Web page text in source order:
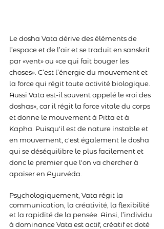
Le dosha Vata dérive des éléments de
l’espace et de l’air et se traduit en sanskrit
par «vent» ou «ce qui fait bouger les
choses». C’est l’énergie du mouvement et
la force qui régit toute activité biologique.
Aussi Vata est-il souvent appelé le «roi des
doshas», car il régit la force vitale du corps
et donne le mouvement à Pitta et à
Kapha. Puisqu'il est de nature instable et
en mouvement, c'est également le dosha
qui se déséquilibre le plus facilement et
donc le premier que l'on va chercher à
apaiser en Ayurvéda.
Psychologiquement, Vata régit la
communication, la créativité, la flexibilité
et la rapidité de la pensée. Ainsi, l’individu
à dominance Vata est actif, créatif et doté